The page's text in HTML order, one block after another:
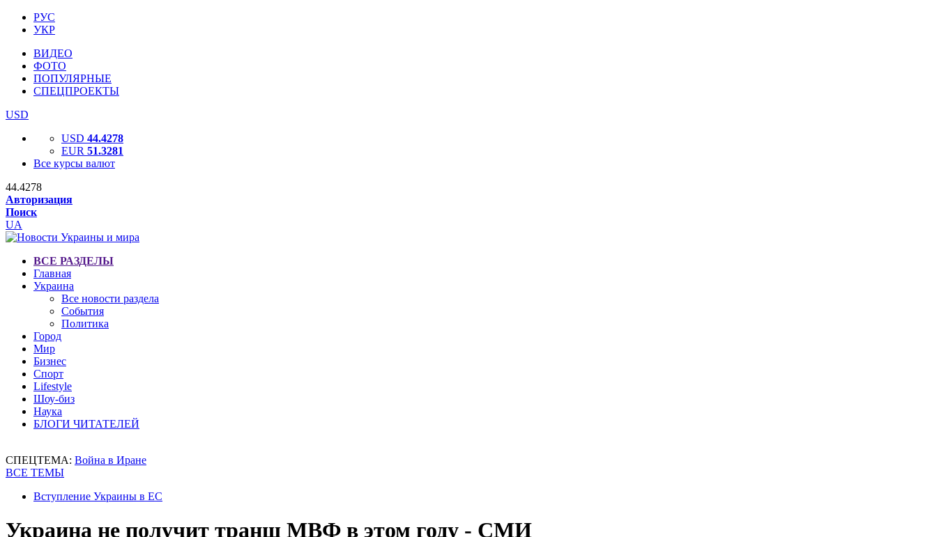
РУС
УКР
ВИДЕО
ФОТО
ПОПУЛЯРНЫЕ
СПЕЦПРОЕКТЫ
USD
USD 44.4278
EUR 51.3281
Все курсы валют
44.4278
Авторизация
Поиск
UA
ВСЕ РАЗДЕЛЫ
Главная
Украина
Все новости раздела
События
Политика
Город
Мир
Бизнес
Спорт
Lifestyle
Шоу-биз
Наука
БЛОГИ ЧИТАТЕЛЕЙ
СПЕЦТЕМА: Война в Иране
ВСЕ ТЕМЫ
Вступление Украины в ЕС
Украина не получит транш МВФ в этом году - СМИ